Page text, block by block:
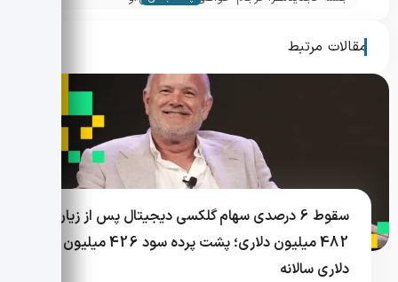
مقالات مرتبط
سقوط 6 درصدی سهام گلکسی دیجیتال پس از زیان
482 میلیون دلاری؛ پشت پرده سود 426 میلیون
دلاری سالانه